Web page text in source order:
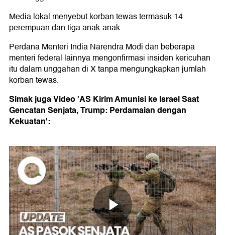
Media lokal menyebut korban tewas termasuk 14
perempuan dan tiga anak-anak.
Perdana Menteri India Narendra Modi dan beberapa
menteri federal lainnya mengonfirmasi insiden kericuhan
itu dalam unggahan di X tanpa mengungkapkan jumlah
korban tewas.
Simak juga Video 'AS Kirim Amunisi ke Israel Saat
Gencatan Senjata, Trump: Perdamaian dengan
Kekuatan':